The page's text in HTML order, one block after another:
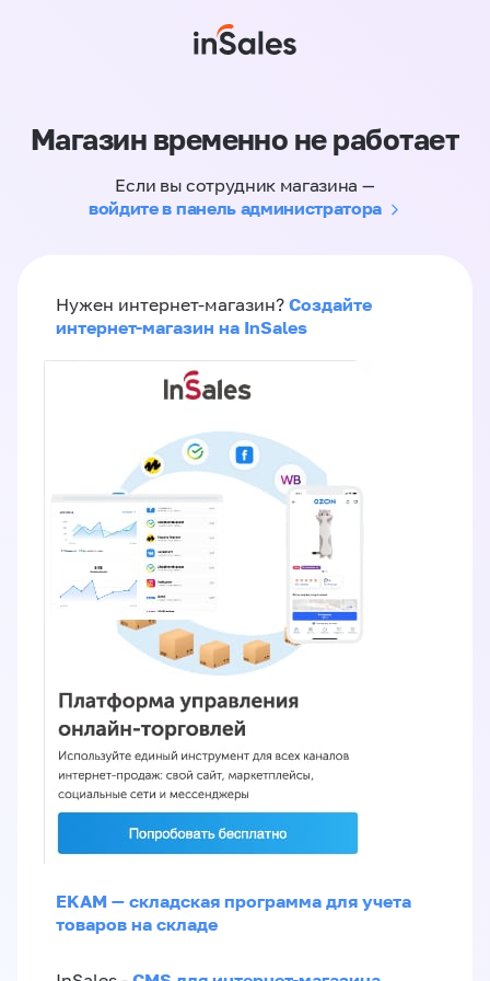
Магазин временно не работает
Если вы сотрудник магазина —
войдите в панель администратора
Нужен интернет-магазин? Создайте
интернет-магазин на InSales
EKAM — складская программа для учета
товаров на складе